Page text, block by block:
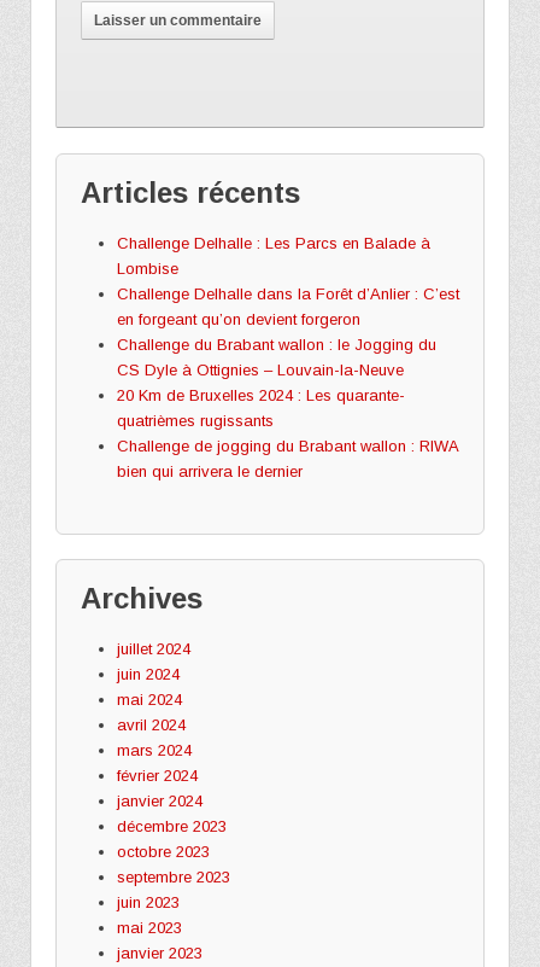
Articles récents
Challenge Delhalle : Les Parcs en Balade à
Lombise
Challenge Delhalle dans la Forêt d’Anlier : C’est
en forgeant qu’on devient forgeron
Challenge du Brabant wallon : le Jogging du
CS Dyle à Ottignies – Louvain-la-Neuve
20 Km de Bruxelles 2024 : Les quarante-
quatrièmes rugissants
Challenge de jogging du Brabant wallon : RIWA
bien qui arrivera le dernier
Archives
juillet 2024
juin 2024
mai 2024
avril 2024
mars 2024
février 2024
janvier 2024
décembre 2023
octobre 2023
septembre 2023
juin 2023
mai 2023
janvier 2023